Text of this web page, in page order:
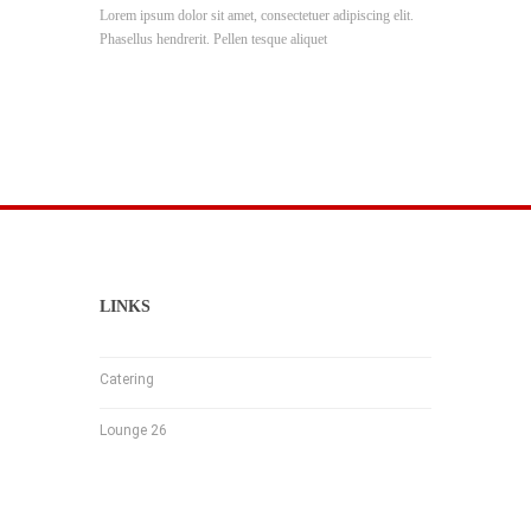
Lorem ipsum dolor sit amet, consectetuer adipiscing elit.
Phasellus hendrerit. Pellen tesque aliquet
LINKS
Catering
Lounge 26